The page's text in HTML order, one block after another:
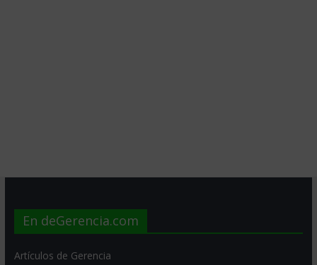
En deGerencia.com
Artículos de Gerencia